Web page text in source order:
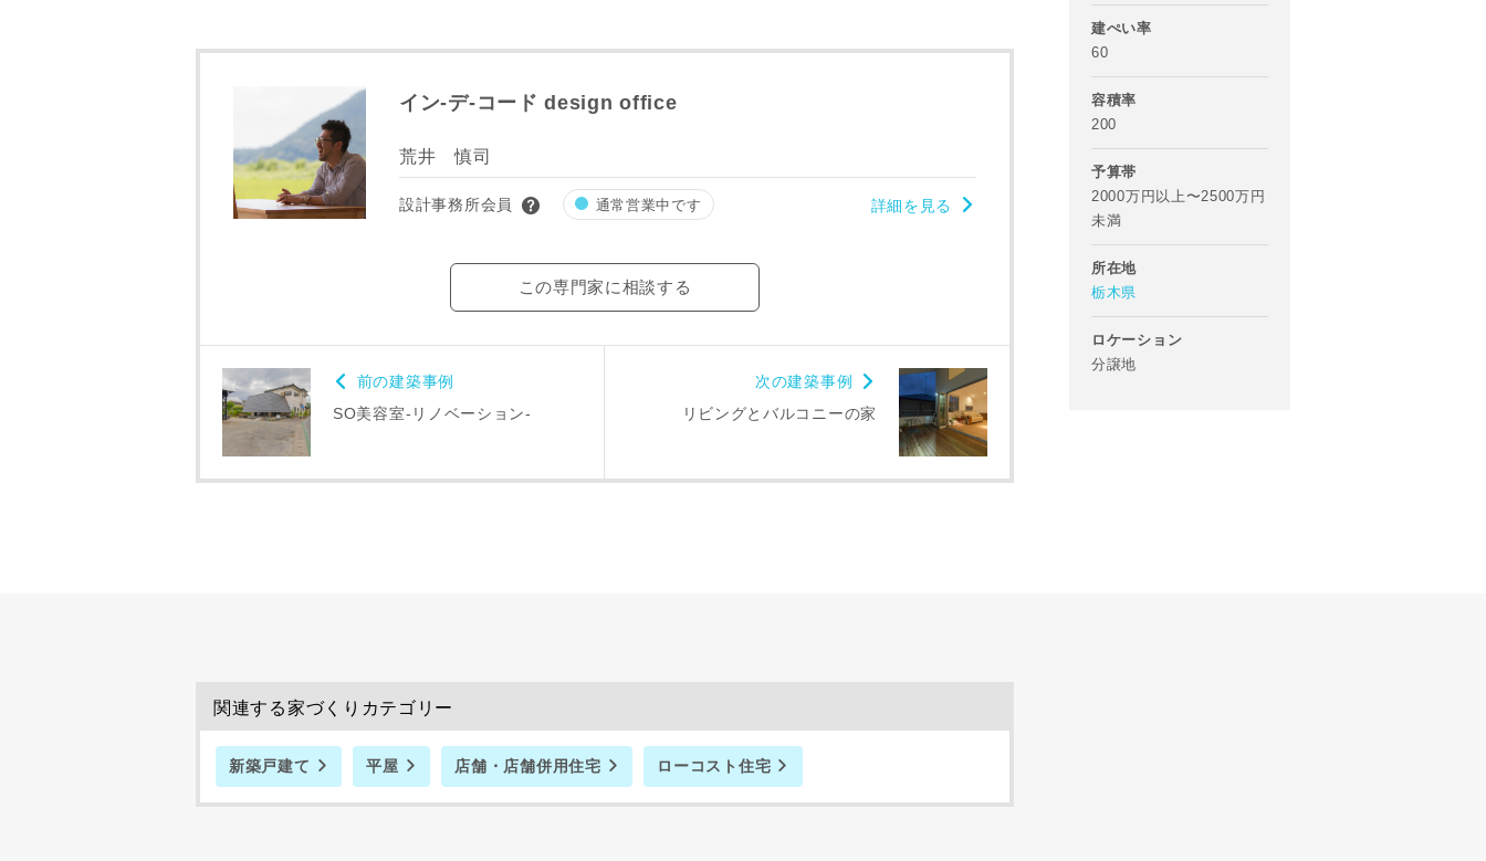
イン-デ-コード design office
荒井 慎司
設計事務所会員 通常営業中です 詳細を見る
この専門家に相談する
前の建築事例
SO美容室-リノベーション-
次の建築事例
リビングとバルコニーの家
建ぺい率
60
容積率
200
予算帯
2000万円以上〜2500万円
未満
所在地
栃木県
ロケーション
分譲地
関連する家づくりカテゴリー
新築戸建て 平屋 店舗・店舗併用住宅 ローコスト住宅